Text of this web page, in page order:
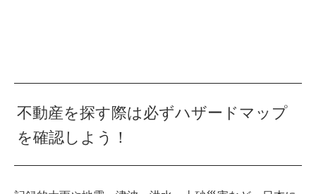
不動産を探す際は必ずハザードマップ
を確認しよう！